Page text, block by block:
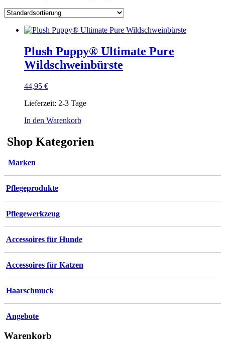
Plush Puppy® Ultimate Pure
Wildschweinbürste
44,95 €
Lieferzeit: 2-3 Tage
In den Warenkorb
Shop Kategorien
Marken
Pflegeprodukte
Pflegewerkzeug
Accessoires für Hunde
Accessoires für Katzen
Haarschmuck
Angebote
Warenkorb